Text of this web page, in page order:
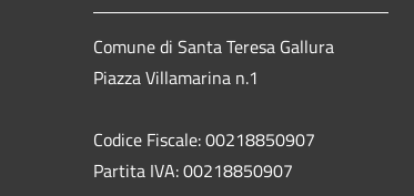
Comune di Santa Teresa Gallura
Piazza Villamarina n.1
Codice Fiscale: 00218850907
Partita IVA: 00218850907